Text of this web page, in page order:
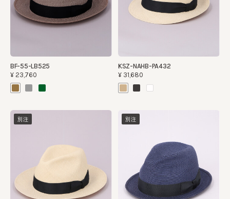
BF-55-LB525
¥23,760
KSZ-NAHB-PA432
¥31,680
別注 別注